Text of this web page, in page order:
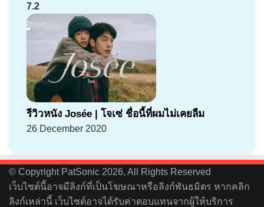
7.2
รีวิวหนัง Josée | โจเซ่ ชื่อนี้ที่ผมไม่เคยลืม
26 December 2020
© Copyright PatSonic 2026, All Rights Reserved
เว็บไซต์นี้อาจมีลิงก์ที่เป็นโฆษณาหรือลิงก์พันธมิตร หากคลิก
ลิงก์เหล่านี้ เว็บไซต์อาจได้รับค่าตอบแทนจากผู้ให้บริการ